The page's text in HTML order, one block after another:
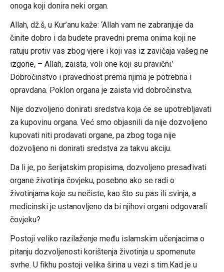
onoga koji donira neki organ.
Allah, dž.š, u Kur’anu kaže: ‘Allah vam ne zabranjuje da
činite dobro i da budete pravedni prema onima koji ne
ratuju protiv vas zbog vjere i koji vas iz zavičaja vašeg ne
izgone, – Allah, zaista, voli one koji su pravični.’
Dobročinstvo i pravednost prema njima je potrebna i
opravdana. Poklon organa je zaista vid dobročinstva.
Nije dozvoljeno donirati sredstva koja će se upotrebljavati
za kupovinu organa. Već smo objasnili da nije dozvoljeno
kupovati niti prodavati organe, pa zbog toga nije
dozvoljeno ni donirati sredstva za takvu akciju.
Da li je, po šerijatskim propisima, dozvoljeno presađivati
organe životinja čovjeku, posebno ako se radi o
životinjama koje su nečiste, kao što su pas ili svinja, a
medicinski je ustanovljeno da bi njihovi organi odgovarali
čovjeku?
Postoji veliko razilaženje među islamskim učenjacima o
pitanju dozvoljenosti korištenja životinja u spomenute
svrhe. U fikhu postoji velika širina u vezi s tim.Kad je u